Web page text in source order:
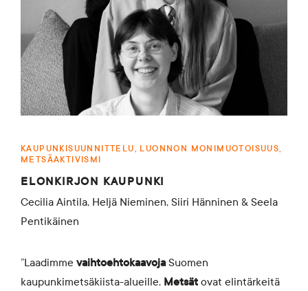
KAUPUNKISUUNNITTELU, LUONNON MONIMUOTOISUUS,
METSÄAKTIVISMI
ELONKIRJON KAUPUNKI
Cecilia Aintila, Heljä Nieminen, Siiri Hänninen & Seela
Pentikäinen
”Laadimme vaihtoehtokaavojaSuomen
kaupunkimetsäkiista-alueille. Metsät ovat elintärkeitä